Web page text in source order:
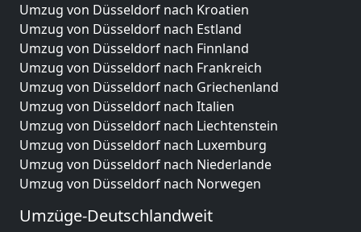
Umzug von Düsseldorf nach Kroatien
Umzug von Düsseldorf nach Estland
Umzug von Düsseldorf nach Finnland
Umzug von Düsseldorf nach Frankreich
Umzug von Düsseldorf nach Griechenland
Umzug von Düsseldorf nach Italien
Umzug von Düsseldorf nach Liechtenstein
Umzug von Düsseldorf nach Luxemburg
Umzug von Düsseldorf nach Niederlande
Umzug von Düsseldorf nach Norwegen
Umzüge-Deutschlandweit